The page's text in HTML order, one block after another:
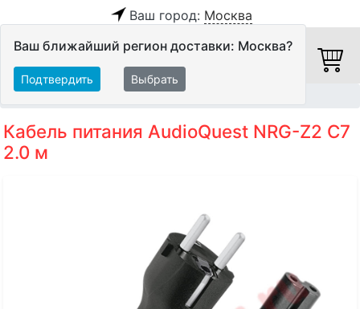
Ваш город: Москва
Ваш ближайший регион доставки: Москва?
Подтвердить Выбрать
Кабель питания AudioQuest NRG-Z2 C7
2.0 м